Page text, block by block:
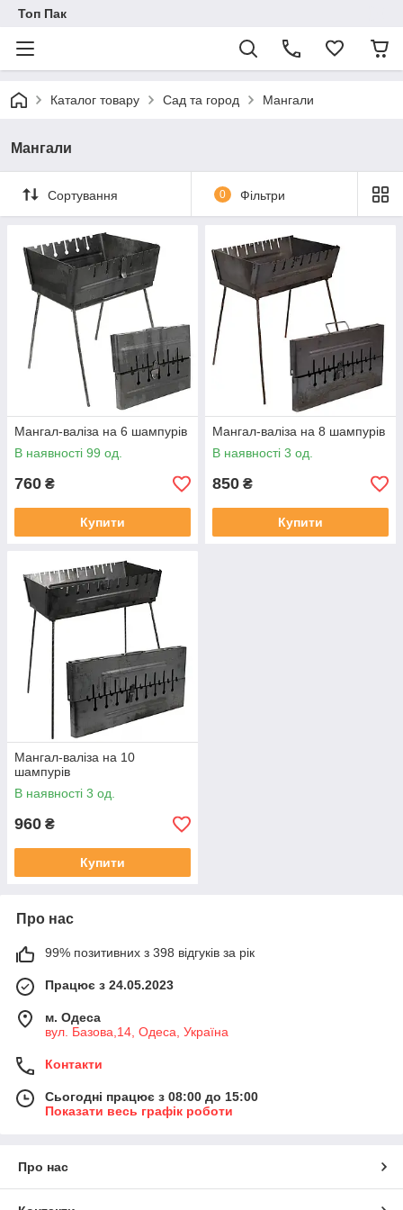
Топ Пак
Каталог товару Сад та город Мангали
Мангали
Сортування 0 Фільтри
Мангал-валіза на 6 шампурів
В наявності 99 од.
760 ₴
Купити
Мангал-валіза на 8 шампурів
В наявності 3 од.
850 ₴
Купити
Мангал-валіза на 10
шампурів
В наявності 3 од.
960 ₴
Купити
Про нас
99% позитивних з 398 відгуків за рік
Працює з 24.05.2023
м. Одеса
вул. Базова,14, Одеса, Україна
Контакти
Сьогодні працює з 08:00 до 15:00
Показати весь графік роботи
Про нас